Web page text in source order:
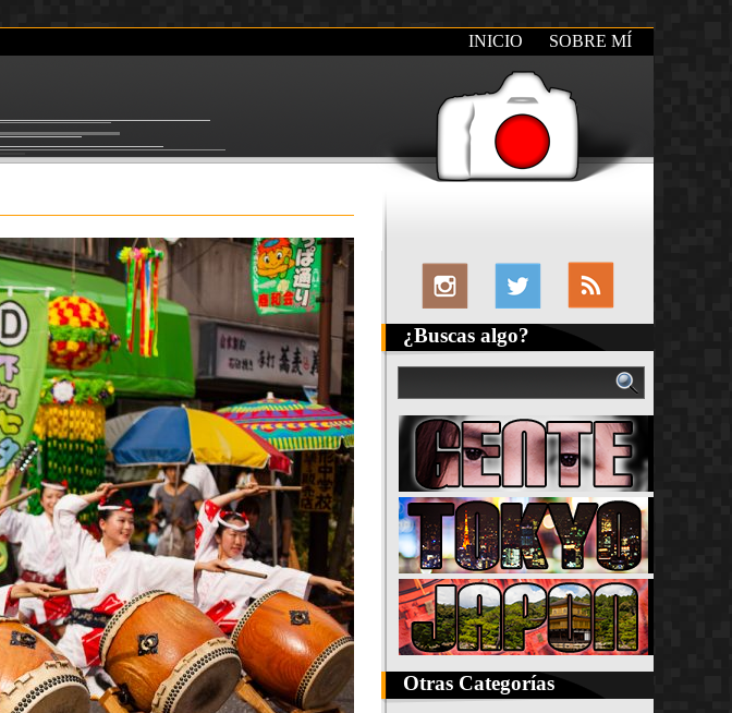
INICIO SOBRE MÍ
¿Buscas algo?
Otras Categorías